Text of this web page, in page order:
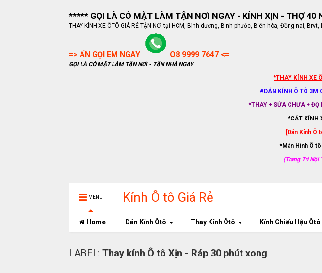
***** GỌI LÀ CÓ MẶT LÀM TẬN NƠI NGAY - KÍNH XỊN - THỢ
THAY KÍNH XE ÔTÔ GIÁ RẺ TẬN NƠI tại HCM, Bình dương, Bình phước, Biên hòa, Đồng nai,
=> ẤN GỌI EM NGAY O8 9999 7647 <=
GỌI LÀ CÓ MẶT LÀM TẬN NƠI - TẬN NHÀ NGAY
*THAY KÍNH XE
#DÁN KÍNH Ô TÔ 3M
*THAY + SỬA CHỮA + ĐỘ
*CẮT KÍNH
[Dán Kính Ô
*Màn Hình Ô
(Trang Trí Nội
MENU Kính Ô tô Giá Rẻ
Home Dán Kính Ôtô Thay Kính Ôtô Kính Chiếu Hậu Ôtô
LABEL: Thay kính Ô tô Xịn - Ráp 30 phút xong